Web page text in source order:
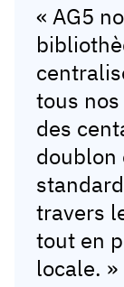
« AG5
tous
des
doublon
travers
tout en
locale. »